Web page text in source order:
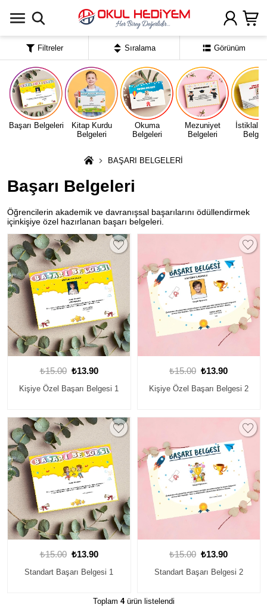
Başarı Belgeleri
Kitap Kurdu
Belgeleri
Okuma
Belgeleri
Mezuniyet
Belgeleri
İstiklal
BAŞARI BELGELERİ
Başarı Belgeleri
Öğrencilerin akademik ve davranışsal başarılarını ödüllendirmek
içinkişiye özel hazırlanan başarı belgeleri.
₺15.00 ₺13.90
Kişiye Özel Başarı Belgesi 1
₺15.00 ₺13.90
Kişiye Özel Başarı Belgesi 2
₺15.00 ₺13.90
Standart Başarı Belgesi 1
₺15.00 ₺13.90
Standart Başarı Belgesi 2
Toplam 4ürün listelendi
Filtreler Sıralama Görünüm
Uygulamada Aç